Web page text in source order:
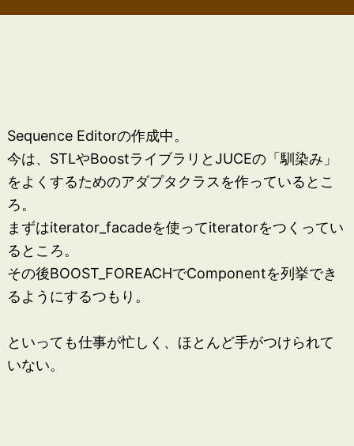
Sequence Editorの作成中。
今は、STLやBoostライブラリとJUCEの「馴染み」
をよくするためのアダプタクラスを作っているとこ
ろ。
まずはiterator_facadeを使ってiteratorをつくってい
るところ。
その後BOOST_FOREACHでComponentを列挙でき
るようにするつもり。
といっても仕事が忙しく、ほとんど手がつけられて
いない。